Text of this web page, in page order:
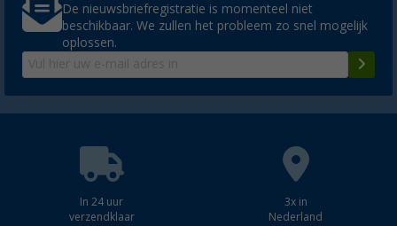
De nieuwsbriefregistratie is momenteel niet
beschikbaar. We zullen het probleem zo snel mogelijk
oplossen.
In 24 uur
verzendklaar
3x in
Nederland